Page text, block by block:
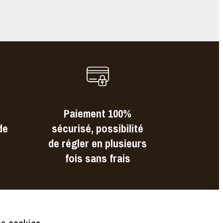
Paiement 100%
sécurisé, possibilité
de régler en plusieurs
fois sans frais